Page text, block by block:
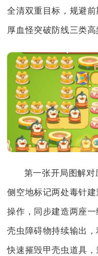
全清双重目标，规避前
厚血怪突破防线三类高
第一张开局图解
侧空地标记两处毒针
操作，同步建造两座
壳虫障碍物持续输出
快速摧毁甲壳虫道具